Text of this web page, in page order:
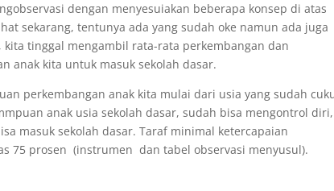
dengan menyesuiakan beberapa konsep di atas
sekarang, tentunya ada yang sudah oke namun ada juga
tinggal mengambil rata-rata perkembangan dan
anak kita untuk masuk sekolah dasar.
perkembangan anak kita mulai dari usia yang sudah
anak usia sekolah dasar, sudah bisa mengontrol diri,
masuk sekolah dasar. Taraf minimal ketercapaian
75 prosen (instrumen dan tabel observasi menyusul).